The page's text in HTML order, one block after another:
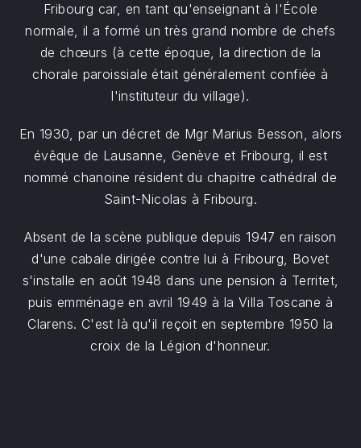
Fribourg car, en tant qu'enseignant à l'École
normale, il a formé un très grand nombre de chefs
de chœurs (à cette époque, la direction de la
chorale paroissiale était généralement confiée à
l'instituteur du village).
En 1930, par un décret de Mgr Marius Besson, alors
évêque de Lausanne, Genève et Fribourg, il est
nommé chanoine résident du chapitre cathédral de
Saint-Nicolas à Fribourg.
Absent de la scène publique depuis 1947 en raison
d'une cabale dirigée contre lui à Fribourg, Bovet
s'installe en août 1948 dans une pension à Territet,
puis emménage en avril 1949 à la Villa Toscane à
Clarens. C'est là qu'il reçoit en septembre 1950 la
croix de la Légion d'honneur.